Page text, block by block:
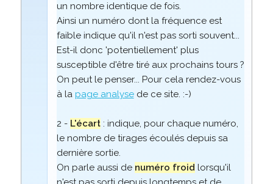
un nombre identique de fois.
Ainsi un numéro dont la fréquence est
faible indique qu'il n'est pas sorti souvent...
Est-il donc 'potentiellement' plus
susceptible d'être tiré aux prochains tours ?
On peut le penser... Pour cela rendez-vous
à la page analysede ce site. :-)
2 - L'écart: indique, pour chaque numéro,
le nombre de tirages écoulés depuis sa
dernière sortie.
On parle aussi de numéro froid lorsqu'il